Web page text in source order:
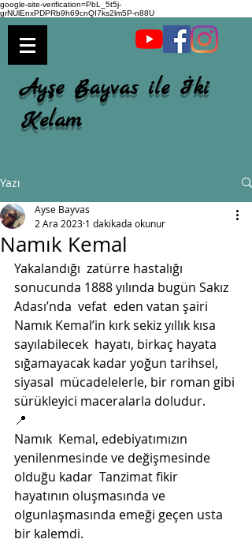
google-site-verification=PbL_5t5j-
grNUlEnxPDPRb9h69cnQI7ks2lm5P-n88U
Ayşe Bayvas ile İki
Kelam
Yazı
Namık Kemal
Ayse Bayvas
2 Ara 2023 1 dakikada okunur
Yakalandığı  zatürre hastalığı
sonucunda 1888 yılında bugün Sakız
Adası’nda  vefat  eden vatan şairi
Namık Kemal’in kırk sekiz yıllık kısa
sayılabilecek  hayatı, birkaç hayata
sığamayacak kadar yoğun tarihsel,
siyasal  mücadelelerle, bir roman gibi
sürükleyici maceralarla doludur.
📍
Namık  Kemal, edebiyatımızın
yenilenmesinde ve değişmesinde
olduğu kadar  Tanzimat fikir
hayatının oluşmasında ve
olgunlaşmasında emeği geçen usta
bir kalemdi.